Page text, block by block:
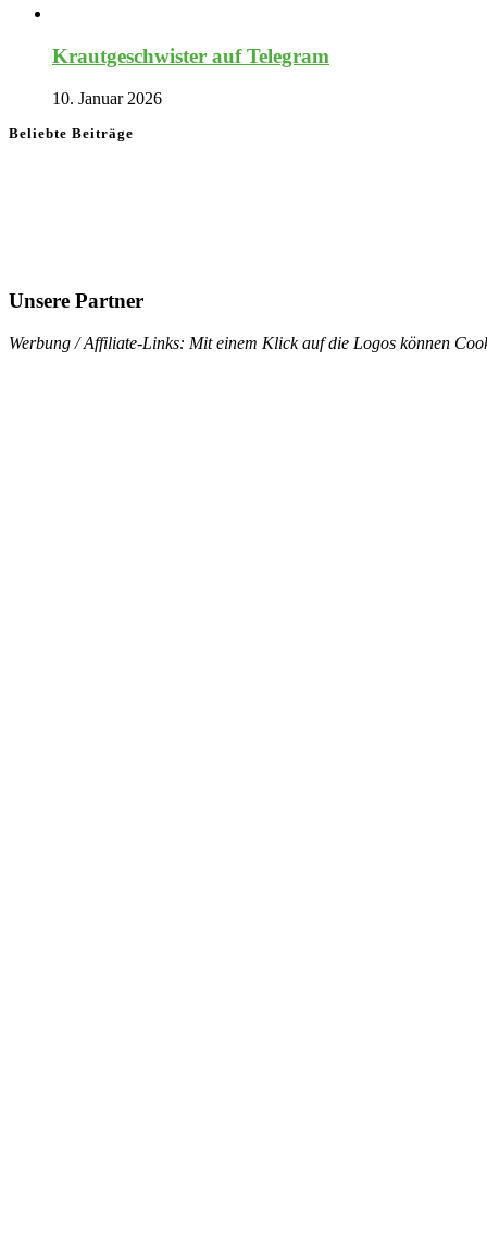
Krautgeschwister auf Telegram
10. Januar 2026
Beliebte Beiträge
Unsere Partner
Werbung / Affiliate-Links: Mit einem Klick auf die Logos können